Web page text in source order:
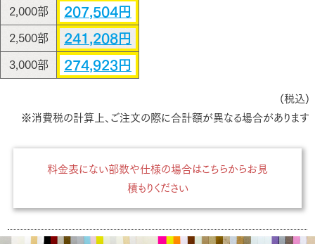
2,000部 207,504円
2,500部 241,208円
3,000部 274,923円
(税込)
※消費税の計算上、ご注文の際に合計額が異なる場合があります
料金表にない部数や仕様の場合はこちらからお見
積もりください